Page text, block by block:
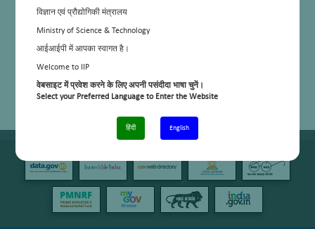
विज्ञान एवं प्रौद्योगिकी मंत्रालय
Ministry of Science & Technology
आईआईपी में आपका स्वागत है।
Welcome to IIP
वेबसाइट में प्रवेश करने के लिए अपनी पसंदीदा भाषा चुनें।
Select your Preferred Language to Enter the Website
हिंदी English